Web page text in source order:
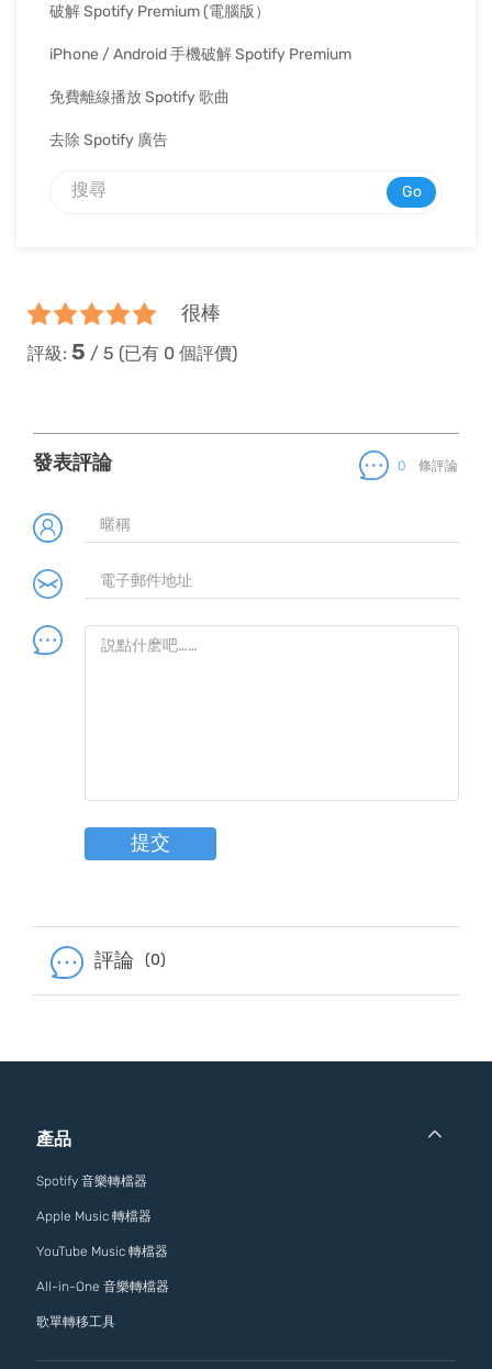
破解 Spotify Premium (電腦版）
iPhone / Android 手機破解 Spotify Premium
免費離線播放 Spotify 歌曲
去除 Spotify 廣告
Go
很棒
評級: 5 / 5 (已有 0 個評價)
發表評論 0 條評論
提交
評論 (0)
產品
Spotify 音樂轉檔器
Apple Music 轉檔器
YouTube Music 轉檔器
All-in-One 音樂轉檔器
歌單轉移工具